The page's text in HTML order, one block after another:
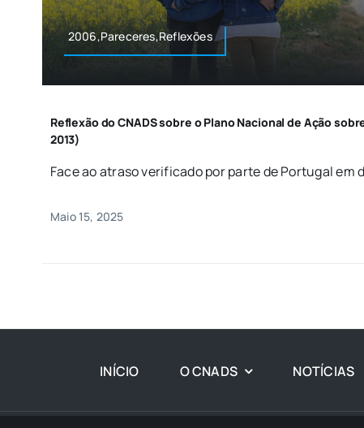
2006,Pareceres,Reflexões
Reflexão do CNADS sobre o Plano Nacional de Ação
2013)
Face ao atraso verificado por parte de Portugal em
Maio 15, 2025
INÍCIO O CNADS NOTÍCIAS